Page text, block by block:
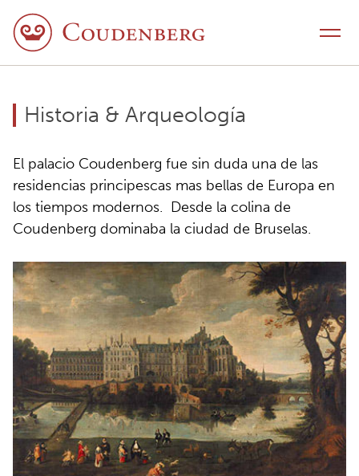
Historia & Arqueología
El palacio Coudenberg fue sin duda una de las
residencias principescas mas bellas de Europa en
los tiempos modernos. Desde la colina de
Coudenberg dominaba la ciudad de Bruselas.